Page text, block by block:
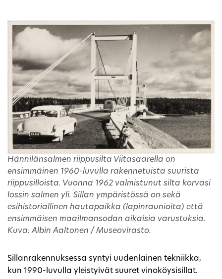
Hännilänsalmen riippusilta Viitasaarella on
ensimmäinen 1960-luvulla rakennetuista suurista
riippusilloista. Vuonna 1962 valmistunut silta korvasi
lossin salmen yli. Sillan ympäristössä on sekä
esihistoriallinen hautapaikka (lapinraunioita) että
ensimmäisen maailmansodan aikaisia varustuksia.
Kuva: Albin Aaltonen / Museovirasto.
Sillanrakennuksessa syntyi uudenlainen tekniikka,
kun 1990-luvulla yleistyivät suuret vinoköysisillat.